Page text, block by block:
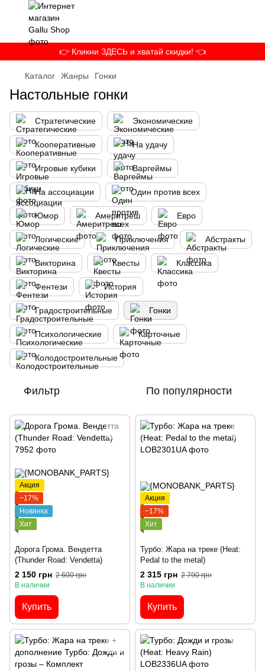
👉 Кликни ЗДЕСЬ и хватай скидки! 👈
Каталог Жанры Гонки
Настольные гонки
Стратегические Экономические
Кооперативные На удачу
Игровые кубики Варгеймы
На ассоциации Один против всех
Юмор Америтреш Евро
Логические Приключения Абстракты
Викторина Квесты Классика
Фентези История
Градостроительные Гонки
Психологические Карточные
Колодостроительные
Фильтр По популярности
Акция
−17%
Новинка
Хит
Дорога Грома. Вендетта
(Thunder Road: Vendetta)
2 150 грн 2 600 грн
В наличии
Купить
Акция
−17%
Хит
Турбо: Жара на треке (Heat:
Pedal to the metal)
2 315 грн 2 790 грн
В наличии
Купить